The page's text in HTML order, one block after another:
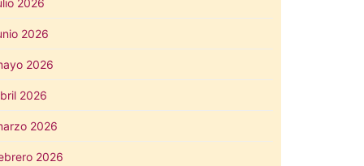
2026
2026
2026
2026
2026